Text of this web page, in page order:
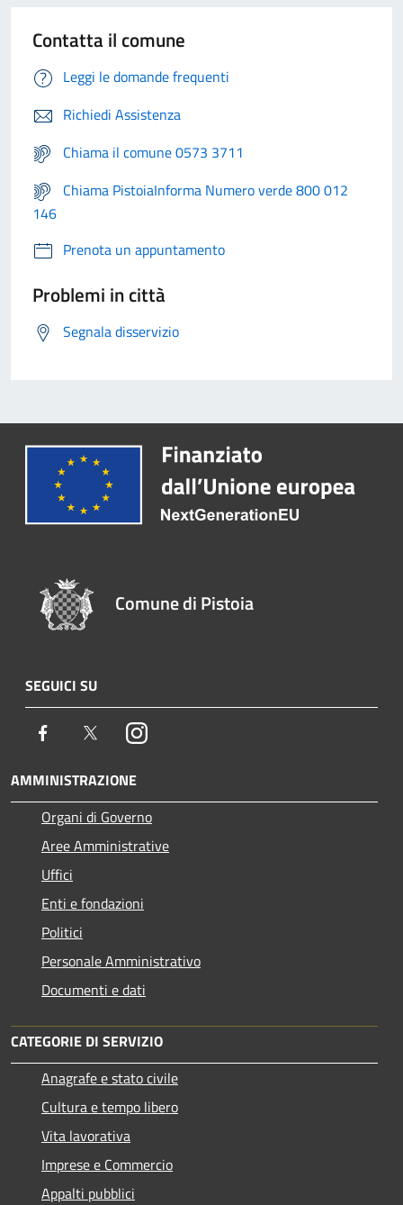
Contatta il comune
Leggi le domande frequenti
Richiedi Assistenza
Chiama il comune 0573 3711
Chiama PistoiaInforma Numero verde 800 012
146
Prenota un appuntamento
Problemi in città
Segnala disservizio
Comune di Pistoia
SEGUICI SU
Facebook TwitterInstagram
AMMINISTRAZIONE
Organi di Governo
Aree Amministrative
Uffici
Enti e fondazioni
Politici
Personale Amministrativo
Documenti e dati
CATEGORIE DI SERVIZIO
Anagrafe e stato civile
Cultura e tempo libero
Vita lavorativa
Imprese e Commercio
Appalti pubblici